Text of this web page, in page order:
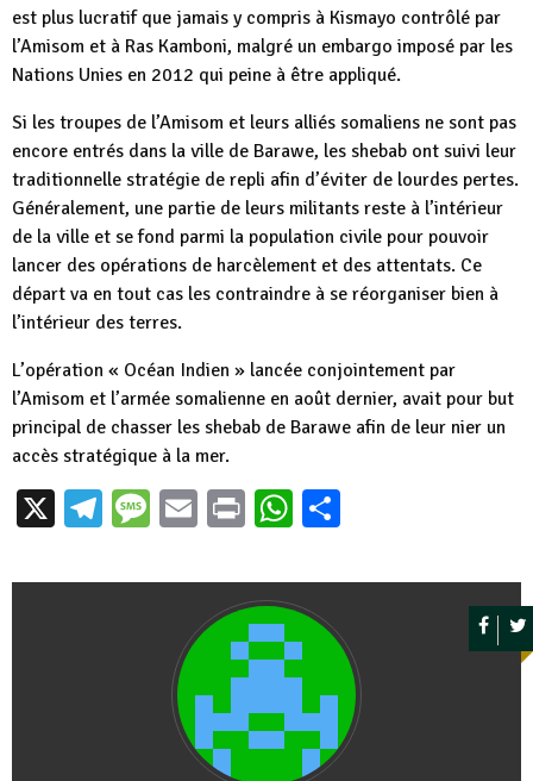
est plus lucratif que jamais y compris à Kismayo contrôlé par
l’Amisom et à Ras Kamboni, malgré un embargo imposé par les
Nations Unies en 2012 qui peine à être appliqué.
Si les troupes de l’Amisom et leurs alliés somaliens ne sont pas
encore entrés dans la ville de Barawe, les shebab ont suivi leur
traditionnelle stratégie de repli afin d’éviter de lourdes pertes.
Généralement, une partie de leurs militants reste à l’intérieur
de la ville et se fond parmi la population civile pour pouvoir
lancer des opérations de harcèlement et des attentats. Ce
départ va en tout cas les contraindre à se réorganiser bien à
l’intérieur des terres.
L’opération « Océan Indien » lancée conjointement par
l’Amisom et l’armée somalienne en août dernier, avait pour but
principal de chasser les shebab de Barawe afin de leur nier un
accès stratégique à la mer.
X Telegram
Message
EmailPrintWhatsApp